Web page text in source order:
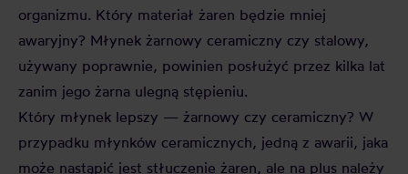
organizmu. Który materiał żaren będzie mniej
awaryjny? Młynek żarnowy ceramiczny czy stalowy,
używany poprawnie, powinien posłużyć przez kilka lat
zanim jego żarna ulegną stępieniu.
Który młynek lepszy — żarnowy czy ceramiczny? W
przypadku młynków ceramicznych, jedną z awarii, jaka
może nastąpić jest stłuczenie żaren, ale na plus należy